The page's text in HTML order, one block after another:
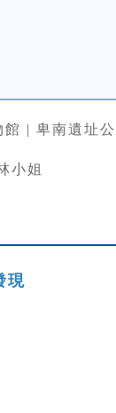
| 卑南遺址公
小姐
現